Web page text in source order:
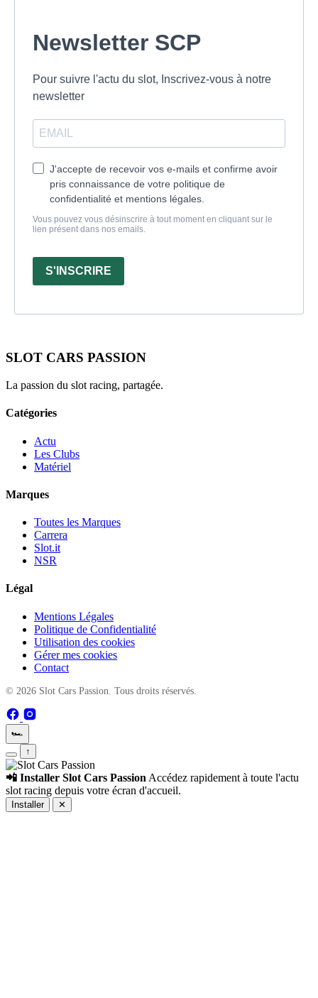
Newsletter SCP
Pour suivre l'actu du slot, Inscrivez-vous à notre
newsletter
J'accepte de recevoir vos e-mails et confirme avoir
pris connaissance de votre politique de
confidentialité et mentions légales.
Vous pouvez vous désinscrire à tout moment en cliquant sur le
lien présent dans nos emails.
S'INSCRIRE
SLOT CARS PASSION
La passion du slot racing, partagée.
Catégories
Actu
Les Clubs
Matériel
Marques
Toutes les Marques
Carrera
Slot.it
NSR
Légal
Mentions Légales
Politique de Confidentialité
Utilisation des cookies
Gérer mes cookies
Contact
© 2026 Slot Cars Passion. Tous droits réservés.
🏎️
↑
📲 Installer Slot Cars Passion Accédez rapidement à toute l'actu
slot racing depuis votre écran d'accueil.
Installer ✕